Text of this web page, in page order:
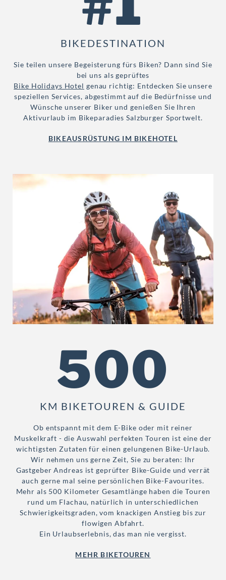
BIKEDESTINATION
Sie teilen unsere Begeisterung fürs Biken? Dann sind Sie
bei uns als geprüftes
Bike Holidays Hotel genau richtig: Entdecken Sie unsere
speziellen Services, abgestimmt auf die Bedürfnisse und
Wünsche unserer Biker und genießen Sie Ihren
Aktivurlaub im Bikeparadies Salzburger Sportwelt.
BIKEAUSRÜSTUNG IM BIKEHOTEL
500
KM BIKETOUREN & GUIDE
Ob entspannt mit dem E-Bike oder mit reiner
Muskelkraft - die Auswahl perfekten Touren ist eine der
wichtigsten Zutaten für einen gelungenen Bike-Urlaub.
Wir nehmen uns gerne Zeit, Sie zu beraten: Ihr
Gastgeber Andreas ist geprüfter Bike-Guide und verrät
auch gerne mal seine persönlichen Bike-Favourites.
Mehr als 500 Kilometer Gesamtlänge haben die Touren
rund um Flachau, natürlich in unterschiedlichen
Schwierigkeitsgraden, vom knackigen Anstieg bis zur
flowigen Abfahrt.
Ein Urlaubserlebnis, das man nie vergisst.
MEHR BIKETOUREN